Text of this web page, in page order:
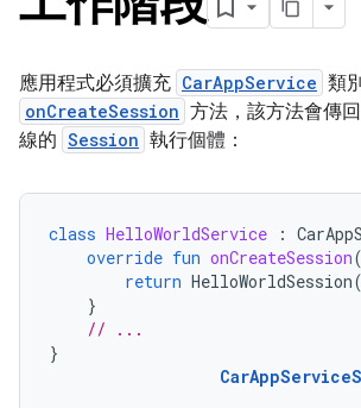
應用程式必須擴充 CarAppService 類
onCreateSession 方法，該方法會傳
線的 Session 執行個體：
class HelloWorldService :
override fun onCreateSession(
return HelloWorldSession
}
// ...
}